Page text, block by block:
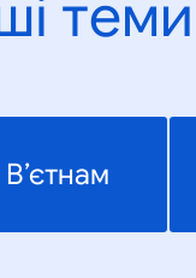
В’єтнам